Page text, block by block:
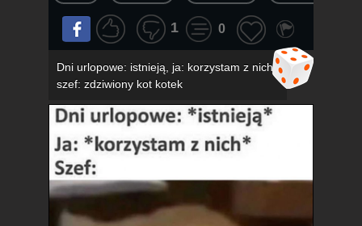
1 0
Dni urlopowe: istnieją, ja: korzystam z nich,
szef: zdziwiony kot kotek